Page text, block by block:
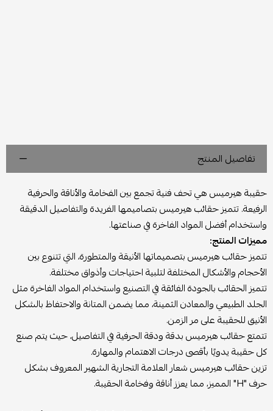
تفاصيل المنتج
حقيبة هيرميس هي تحف فنية تجمع بين الفخامة والأناقة والحرفية
الرفيعة. تتميز حقائب هيرميس بتصاميمها الفريدة والتفاصيل الدقيقة
واستخدام أفضل المواد الفاخرة في صناعتها.
مميزات المنتج:
تتميز حقائب هيرميس بتصميماتها الأنيقة والمتطورة، التي تتنوع بين
الأحجام والأشكال المختلفة لتلبية احتياجات وأذواق مختلفة.
تتميز الحقائب بالجودة الفائقة في التصنيع واستخدام المواد الفاخرة مثل
الجلد الطبيعي والمعادن الثمينة، مما يضمن المتانة والاحتفاظ بالشكل
الأنيق للحقيبة على مر الزمن.
تتمتع حقائب هيرميس بدقة ودقة الحرفية في التفاصيل، حيث يتم صنع
كل حقيبة يدويًا بأقصى درجات الاهتمام والمهارة.
تزين حقائب هيرميس شعار العلامة التجارية الشهير المعروف بشكل
حرف "H" المميز، مما يعزز أناقة وفخامة الحقيبة.